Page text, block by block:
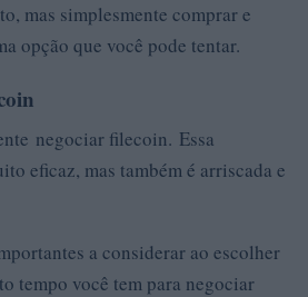
mas simplesmente comprar e
opção que você pode tentar.
negociar filecoin. Essa
eficaz, mas também é arriscada e
a considerar ao escolher
tempo você tem para negociar